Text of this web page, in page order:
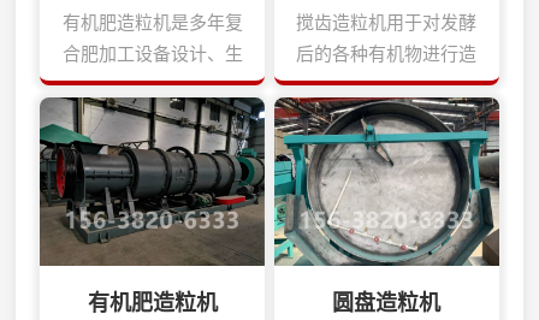
有机肥造粒机是多年复
合肥加工设备设计、生
产经验研制而成的新科
技产品。它用于对发酵
后的各种有机物进行造
粒，突破常规的有机物
造粒工艺，造粒前不用
对原料进行干燥、粉
碎，直接配料就可以加
工出球状颗粒，可节省
搅齿造粒机用于对发酵
后的各种有机物进行造
粒，突破常规的有机物
造粒工艺，造粒前不用
对原料进行干燥、粉
碎，直接配料就可以加
工出球状颗粒，可节省
大量能源。我单位研制
生产的内转式齿造粒机
品种有Φ600、Φ800、
有机肥造粒机 圆盘造粒机